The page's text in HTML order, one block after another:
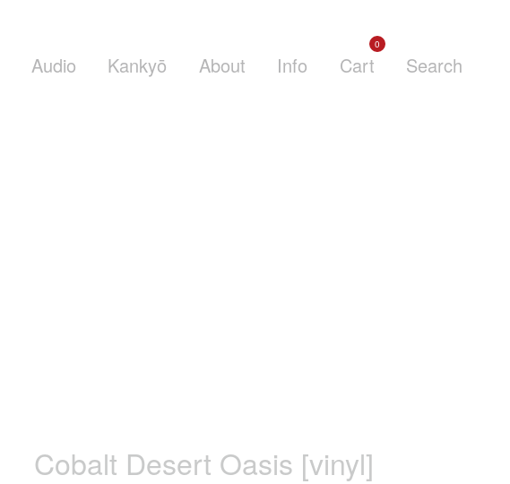
Audio Kankyō About Info Cart
0
Search
Cobalt Desert Oasis [vinyl]